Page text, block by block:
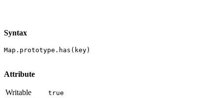
Syntax
Map.prototype.has(key)
Attribute
Writable true